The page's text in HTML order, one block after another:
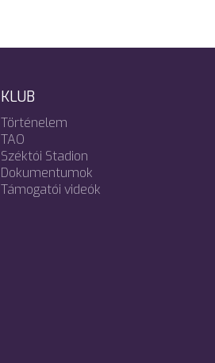
KLUB
Történelem
TAO
Széktói Stadion
Dokumentumok
Támogatói videók